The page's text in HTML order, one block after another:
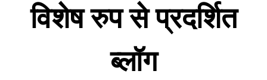
विशेष रुप से प्रदर्शित
ब्लॉग